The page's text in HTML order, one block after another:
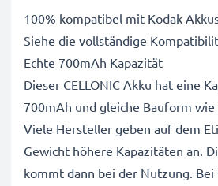
100% kompatibel mit Kodak
Siehe die vollständige
Echte 700mAh Kapazität
Dieser CELLONIC Akku hat eine
700mAh und gleiche Bauform
Viele Hersteller geben auf dem
Gewicht höhere Kapazitäten an.
kommt dann bei der Nutzung. Bei